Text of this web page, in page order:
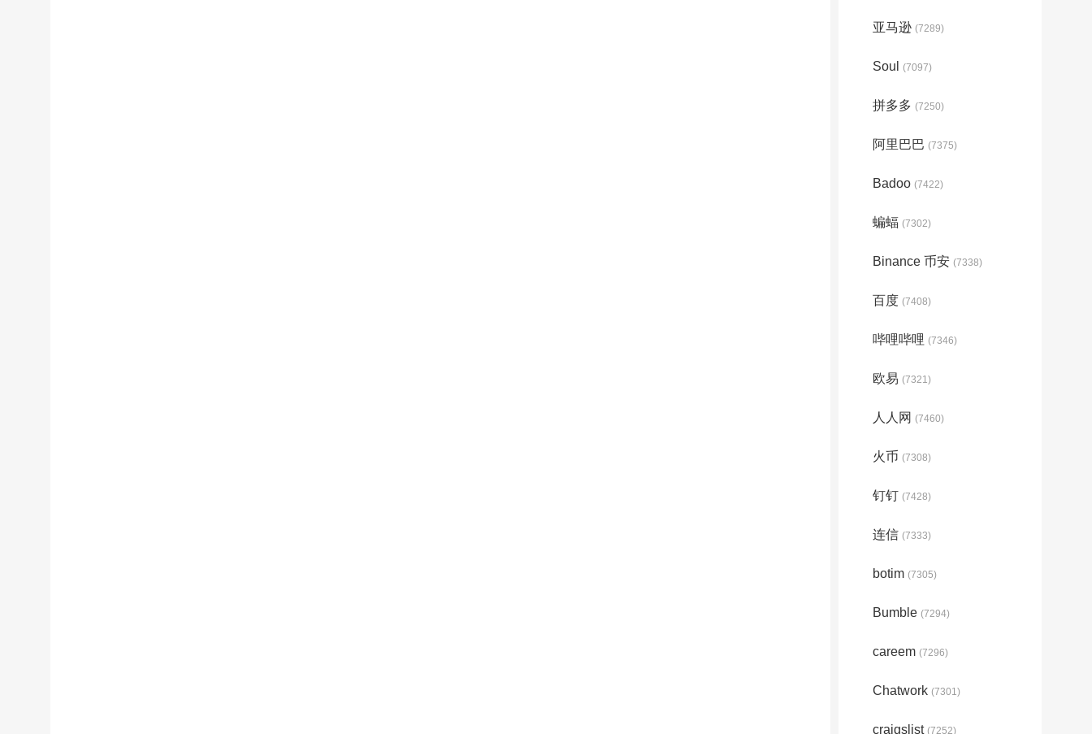
亚马逊 (7289)
Soul (7097)
拼多多 (7250)
阿里巴巴 (7375)
Badoo (7422)
蝙蝠 (7302)
Binance 币安 (7338)
百度 (7408)
哔哩哔哩 (7346)
欧易 (7321)
人人网 (7460)
火币 (7308)
钉钉 (7428)
连信 (7333)
botim (7305)
Bumble (7294)
careem (7296)
Chatwork (7301)
craigslist (7252)